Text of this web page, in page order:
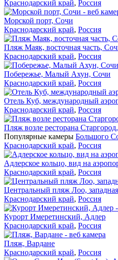
Краснодарский край, Россия
Морской порт, Сочи
Краснодарский край, Россия
Пляж Маяк, восточная часть,
Краснодарский край, Россия
Побережье, Малый Ахун, Сочи
Краснодарский край, Россия
Отель Куб, международный
Краснодарский край, Россия
Пляж возле ресторана
Популярные камеры Большого
Краснодарский край, Россия
Адлерское кольцо, вид на
Краснодарский край, Россия
Центральный пляж Лоо, западная
Краснодарский край, Россия
Курорт Имеретинский, Адлер
Краснодарский край, Россия
Пляж, Вардане
Краснодарский край, Россия